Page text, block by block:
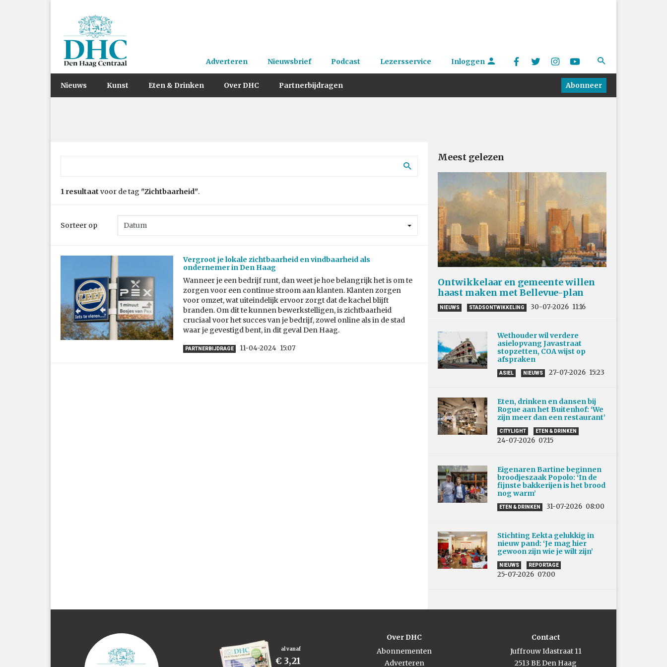
Adverteren Nieuwsbrief Podcast Lezersservice Inloggen
Nieuws Kunst Eten & Drinken Over DHC Partnerbijdragen Abonneer
1 resultaat voor de tag "Zichtbaarheid".
Sorteer op
Vergroot je lokale zichtbaarheid en vindbaarheid als
ondernemer in Den Haag
Wanneer je een bedrijf runt, dan weet je hoe belangrijk het is om te
zorgen voor een continue stroom aan klanten. Klanten zorgen
voor omzet, wat uiteindelijk ervoor zorgt dat de kachel blijft
branden. Om dit te kunnen bewerkstelligen, is zichtbaarheid
cruciaal voor het succes van je bedrijf, zowel online als in de stad
waar je gevestigd bent, in dit geval Den Haag.
PARTNERBIJDRAGE 11-04-2024 15:07
Meest gelezen
Ontwikkelaar en gemeente willen
haast maken met Bellevue-plan
NIEUWS STADSONTWIKKELING 30-07-2026 11:16
Wethouder wil verdere
asielopvang Javastraat
stopzetten, COA wijst op
afspraken
ASIEL NIEUWS 27-07-2026 15:23
Eten, drinken en dansen bij
Rogue aan het Buitenhof: ‘We
zijn meer dan een restaurant’
CITYLIGHT ETEN & DRINKEN
24-07-2026 07:15
Eigenaren Bartine beginnen
broodjeszaak Popolo: ‘In de
fijnste bakkerijen is het brood
nog warm’
ETEN & DRINKEN 31-07-2026 08:00
Stichting Eekta gelukkig in
nieuw pand: ‘Je mag hier
gewoon zijn wie je wilt zijn’
NIEUWS REPORTAGE
25-07-2026 07:00
al vanaf
€ 3,21
Over DHC
Abonnementen
Adverteren
Contact
Juffrouw Idastraat 11
2513 BE Den Haag